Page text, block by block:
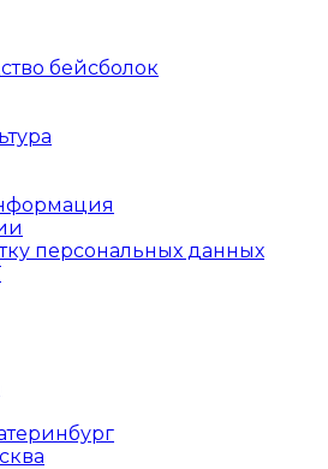
бейсболок
персональных данных